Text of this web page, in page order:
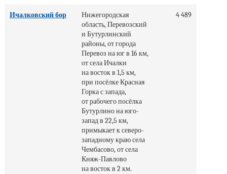
Ичалковский бор
Нижегородская
область, Перевозский
и Бутурлинский
районы, от города
Перевоз на юг в 16 км,
от села Ичалки
на восток в 1,5 км,
при посёлке Красная
Горка с запада,
от рабочего посёлка
Бутурлино на юго-
запад в 22,5 км,
примыкает к северо-
западному краю села
Чембасово, от села
Княж-Павлово
на восток в 2 км.
4 489